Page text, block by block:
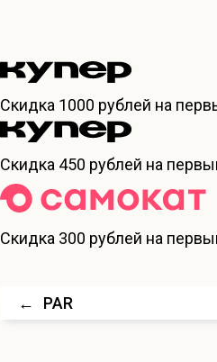
Скидка 1000 рублей на
Скидка 450 рублей на
Скидка 300 рублей на
← PAR